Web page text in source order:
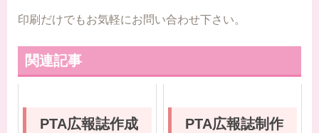
印刷だけでもお気軽にお問い合わせ下さい。
関連記事
PTA広報誌作成
PTA広報誌制作